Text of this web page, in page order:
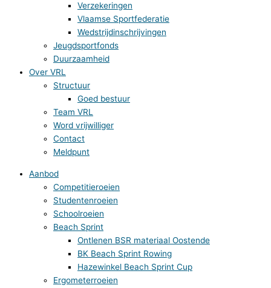
Verzekeringen
Vlaamse Sportfederatie
Wedstrijdinschrijvingen
Jeugdsportfonds
Duurzaamheid
Over VRL
Structuur
Goed bestuur
Team VRL
Word vrijwilliger
Contact
Meldpunt
Aanbod
Competitieroeien
Studentenroeien
Schoolroeien
Beach Sprint
Ontlenen BSR materiaal Oostende
BK Beach Sprint Rowing
Hazewinkel Beach Sprint Cup
Ergometerroeien